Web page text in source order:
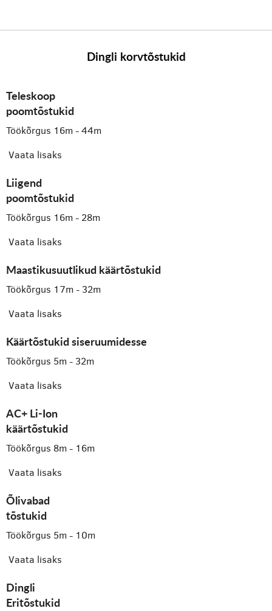
Dingli korvtõstukid
Teleskoop
poomtõstukid
Töökõrgus 16m - 44m
Vaata lisaks
Liigend
poomtõstukid
Töökõrgus 16m - 28m
Vaata lisaks
Maastikusuutlikud käärtõstukid
Töökõrgus 17m - 32m
Vaata lisaks
Käärtõstukid siseruumidesse
Töökõrgus 5m - 32m
Vaata lisaks
AC+ Li-Ion
käärtõstukid
Töökõrgus 8m - 16m
Vaata lisaks
Õlivabad
tõstukid
Töökõrgus 5m - 10m
Vaata lisaks
Dingli
Eritõstukid